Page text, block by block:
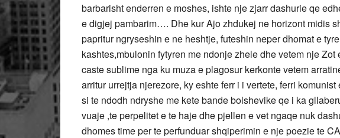
barbarisht enderren e moshes, ishte nje zjarr dashurie qe
e digjej pambarim…. Dhe kur Ajo zhdukej ne horizont midis
papritur ngryseshin e ne heshtje, futeshin neper dhomat e
kashtes,mbulonin fytyren me ndonje zhele dhe vetem nje Zot
caste sublime nga ku muza e plagosur kerkonte vetem
arritur urrejtja njerezore, ky eshte ferr i i vertete, ferri
si te ndodh ndryshe me kete bande bolshevike qe i ka
vuaje ,te perpelitet e te haje dhe pjellen e vet ngaqe nuk
dhomes time per te perfunduar shqiperimin e nje poezie te